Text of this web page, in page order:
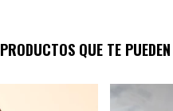
PRODUCTOS QUE TE